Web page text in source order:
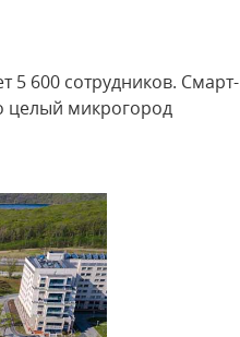
5 600 сотрудников. Смарт-
целый микрогород